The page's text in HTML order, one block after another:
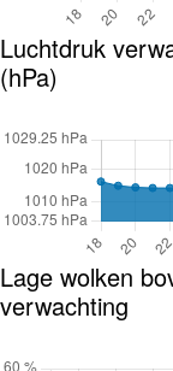
Luchtdruk
(hPa)
Lage wolken
verwachting